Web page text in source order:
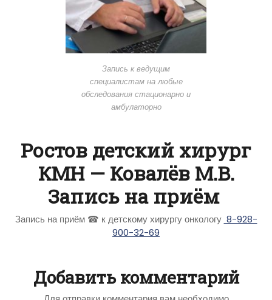
Запись к ведущим
специалистам на любые
обследования стационарно и
амбулаторно
Ростов детский хирург
КМН — Ковалёв М.В.
Запись на приём
Запись на приём ☎ к детскому хирургу онкологу 8-928-
900-32-69
Добавить комментарий